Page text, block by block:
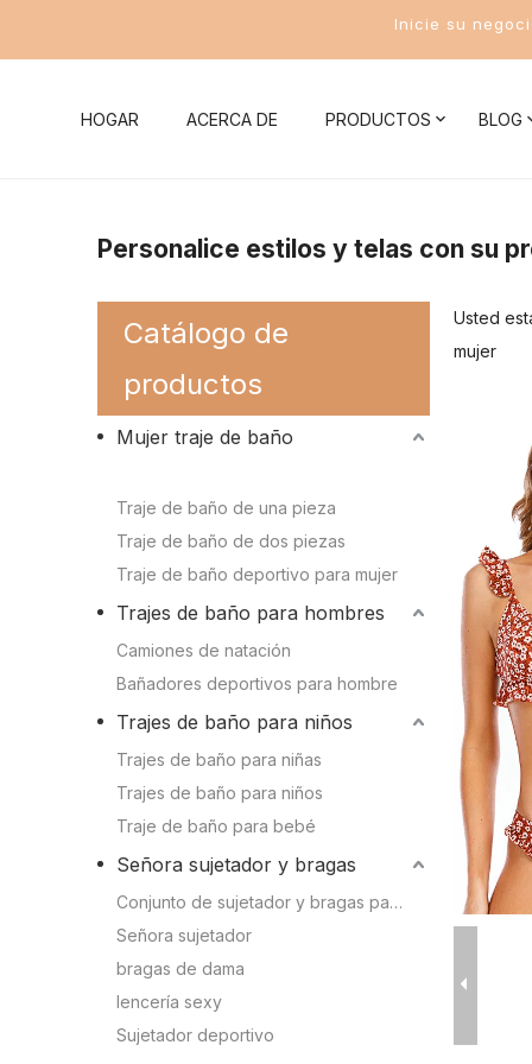
Inicie su
HOGAR ACERCA DE PRODUCTOS
Mujer traje de baño
Traje de baño de una pieza
Traje de baño de dos piezas
Traje de baño deportivo para mujer
Trajes de baño para hombres
Camiones de natación
Bañadores deportivos para hombre
Trajes de baño para niños
Trajes de baño para niñas
Trajes de baño para niños
Señora sujetador y bragas
Sujetador deportivo
Conjunto de sujetador y bragas para mujer
BLOG
Noticias de la compañía
Personalice estilos y telas con su
Catálogo de
productos
Mujer traje de baño
Traje de baño de una pieza
Traje de baño de dos piezas
Traje de baño deportivo para mujer
Trajes de baño para hombres
Camiones de natación
Bañadores deportivos para hombre
Trajes de baño para niños
Trajes de baño para niñas
Trajes de baño para niños
Traje de baño para bebé
Señora sujetador y bragas
Conjunto de sujetador y bragas para mujer
Señora sujetador
bragas de dama
lencería sexy
Sujetador deportivo
Usted
mujer